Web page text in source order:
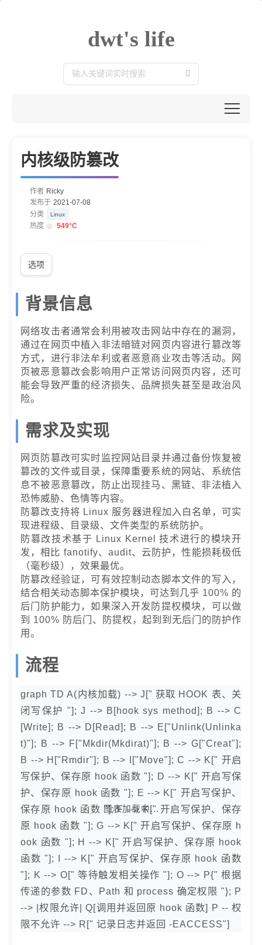
dwt's life
内核级防篡改
作者 Ricky
发布于 2021-07-08
分类
Linux
热度 549°C
选项
背景信息
网络攻击者通常会利用被攻击网站中存在的漏洞，
通过在网页中植入非法暗链对网页内容进行篡改等
方式，进行非法牟利或者恶意商业攻击等活动。网
页被恶意篡改会影响用户正常访问网页内容，还可
能会导致严重的经济损失、品牌损失甚至是政治风
险。
需求及实现
网页防篡改可实时监控网站目录并通过备份恢复被
篡改的文件或目录，保障重要系统的网站、系统信
息不被恶意篡改，防止出现挂马、黑链、非法植入
恐怖威胁、色情等内容。
防篡改支持将 Linux 服务器进程加入白名单，可实
现进程级、目录级、文件类型的系统防护。
防篡改技术基于 Linux Kernel 技术进行的模块开
发，相比 fanotify、audit、云防护，性能损耗极低
（毫秒级），效果最优。
防篡改经验证，可有效控制动态脚本文件的写入，
结合相关动态脚本保护模块，可达到几乎 100% 的
后门防护能力，如果深入开发防提权模块，可以做
到 100% 防后门、防提权，起到到无后门的防护作
用。
流程
graph TD A(内核加载) --> J[" 获取 HOOK 表、关
闭写保护 "]; J --> B[hook sys method]; B --> C
[Write]; B --> D[Read]; B --> E["Unlink(Unlinka
t)"]; B --> F["Mkdir(Mkdirat)"]; B --> G["Creat"];
B --> H["Rmdir"]; B --> I["Move"]; C --> K[" 开启
写保护、保存原 hook 函数 "]; D --> K[" 开启写保
护、保存原 hook 函数 "]; E --> K[" 开启写保护、
保存原 hook 函数 "]; F --> K[" 开启写保护、保存
原 hook 函数 "]; G --> K[" 开启写保护、保存原 h
ook 函数 "]; H --> K[" 开启写保护、保存原 hook
函数 "]; I --> K[" 开启写保护、保存原 hook 函数
"]; K --> O[" 等待触发相关操作 "]; O --> P{" 根据
传递的参数 FD、Path 和 process 确定权限 "}; P
--> |权限允许| Q[调用并返回原 hook 函数] P -- 权
限不允许 --> R[" 记录日志并返回 -EACCESS"]